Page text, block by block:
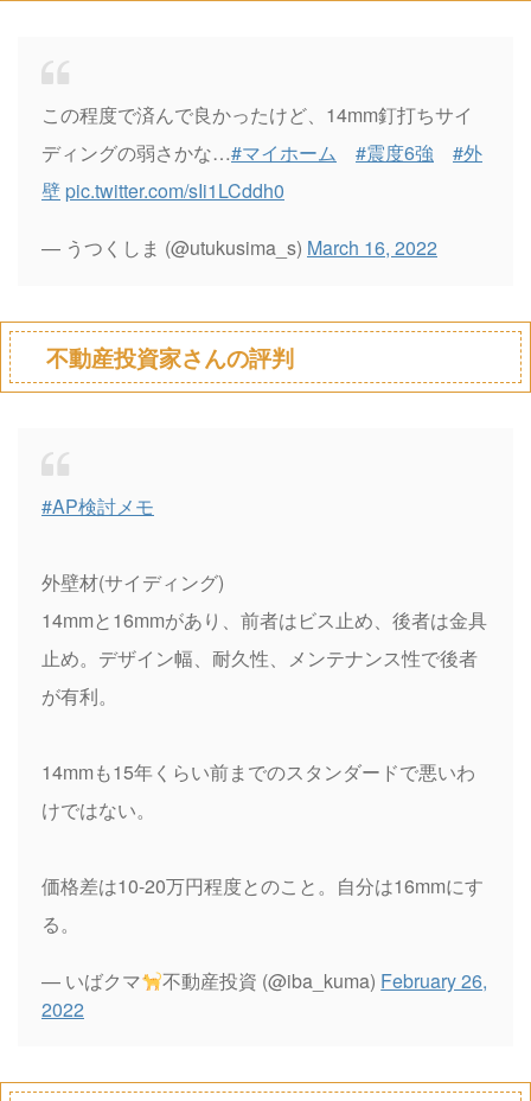
この程度で済んで良かったけど、14mm釘打ちサイ
ディングの弱さかな…#マイホーム #震度6強
#外
壁 pic.twitter.com/sIi1LCddh0
— うつくしま (@utukusima_s) March 16, 2022
不動産投資家さんの評判
#AP検討メモ
外壁材(サイディング)
14mmと16mmがあり、前者はビス止め、後者は金具
止め。デザイン幅、耐久性、メンテナンス性で後者
が有利。
14mmも15年くらい前までのスタンダードで悪いわ
けではない。
価格差は10-20万円程度とのこと。自分は16mmにす
る。
— いばクマ 不動産投資 (@iba_kuma) February 26,
2022